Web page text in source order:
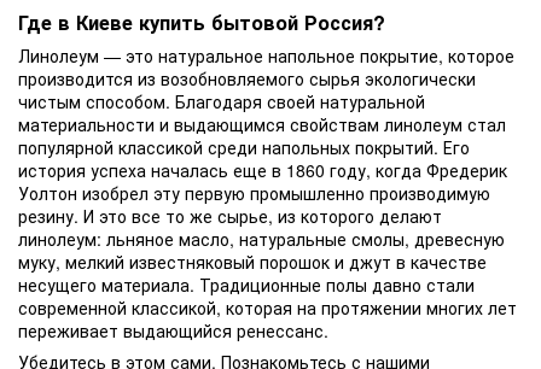
Где в Киеве купить бытовой Россия?
Линолеум — это натуральное напольное покрытие, которое
производится из возобновляемого сырья экологически
чистым способом. Благодаря своей натуральной
материальности и выдающимся свойствам линолеум стал
популярной классикой среди напольных покрытий. Его
история успеха началась еще в 1860 году, когда Фредерик
Уолтон изобрел эту первую промышленно производимую
резину. И это все то же сырье, из которого делают
линолеум: льняное масло, натуральные смолы, древесную
муку, мелкий известняковый порошок и джут в качестве
несущего материала. Традиционные полы давно стали
современной классикой, которая на протяжении многих лет
переживает выдающийся ренессанс.
Убедитесь в этом сами. Познакомьтесь с нашими